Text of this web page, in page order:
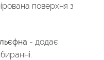
поверхня з
- додає